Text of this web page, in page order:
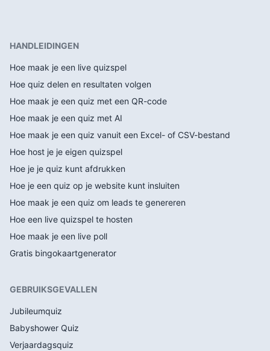
HANDLEIDINGEN
Hoe maak je een live quizspel
Hoe quiz delen en resultaten volgen
Hoe maak je een quiz met een QR-code
Hoe maak je een quiz met AI
Hoe maak je een quiz vanuit een Excel- of CSV-bestand
Hoe host je je eigen quizspel
Hoe je je quiz kunt afdrukken
Hoe je een quiz op je website kunt insluiten
Hoe maak je een quiz om leads te genereren
Hoe een live quizspel te hosten
Hoe maak je een live poll
Gratis bingokaartgenerator
GEBRUIKSGEVALLEN
Jubileumquiz
Babyshower Quiz
Verjaardagsquiz